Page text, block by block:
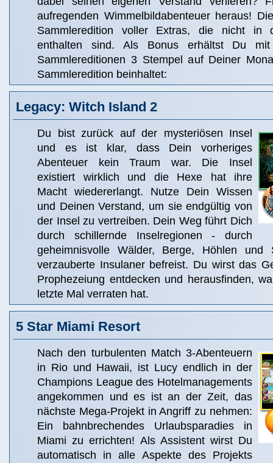
aufregenden Wimmelbildabenteuer heraus!
Sammleredition voller Extras, die nicht in
enthalten sind. Als Bonus erhältst Du
Sammlereditionen 3 Stempel auf Deiner
Sammleredition beinhaltet:
Legacy: Witch Island 2
Du bist zurück auf der mysteriösen Insel
und es ist klar, dass Dein vorheriges
Abenteuer kein Traum war. Die Insel
existiert wirklich und die Hexe hat ihre
Macht wiedererlangt. Nutze Dein Wissen
und Deinen Verstand, um sie endgültig von
der Insel zu vertreiben. Dein Weg führt Dich
durch schillernde Inselregionen - durch
geheimnisvolle Wälder, Berge, Höhlen und
verzauberte Insulaner befreist. Du wirst das
Prophezeiung entdecken und herausfinden,
letzte Mal verraten hat.
5 Star Miami Resort
Nach den turbulenten Match 3-Abenteuern
in Rio und Hawaii, ist Lucy endlich in der
Champions League des Hotelmanagements
angekommen und es ist an der Zeit, das
nächste Mega-Projekt in Angriff zu nehmen:
Ein bahnbrechendes Urlaubsparadies in
Miami zu errichten! Als Assistent wirst Du
automatisch in alle Aspekte des Projekts